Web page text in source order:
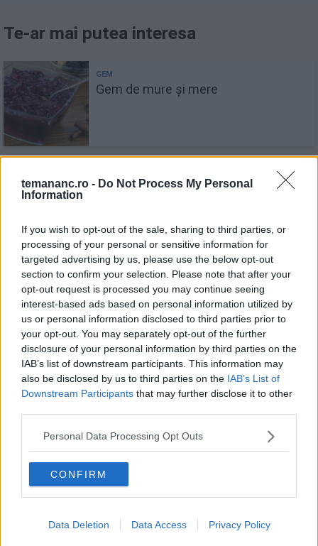
temananc.ro - Do Not Process My Personal
Information
If you wish to opt-out of the sale, sharing to third parties, or
processing of your personal or sensitive information for
targeted advertising by us, please use the below opt-out
section to confirm your selection. Please note that after your
opt-out request is processed you may continue seeing
interest-based ads based on personal information utilized by
us or personal information disclosed to third parties prior to
your opt-out. You may separately opt-out of the further
disclosure of your personal information by third parties on the
IAB’s list of downstream participants. This information may
also be disclosed by us to third parties on the IAB’s List of
Downstream Participants that may further disclose it to other
Personal Data Processing Opt Outs
CONFIRM
Data Deletion Data Access Privacy Policy
Te-ar mai putea interesa
Gem de mure şi mere
Care este diferența dintre gem și
Gem de mere fără zahăr. Dietetic,
sănătos și delicios
Gem de mere pentru iarnă
Gem de mere și prune